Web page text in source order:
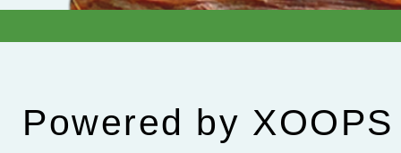
Powered by XOOPS